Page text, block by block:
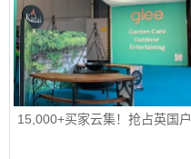
15,000+买家云集！抢占英国户